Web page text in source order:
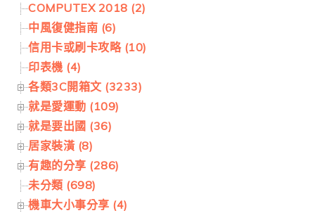
COMPUTEX 2018 (2)
中風復健指南 (6)
信用卡或刷卡攻略 (10)
印表機 (4)
各類3C開箱文 (3233)
就是愛運動 (109)
就是要出國 (36)
居家裝潢 (8)
有趣的分享 (286)
未分類 (698)
機車大小事分享 (4)